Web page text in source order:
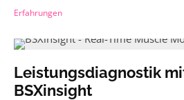
Erfahrungen
Leistungsdiagnostik
BSXinsight